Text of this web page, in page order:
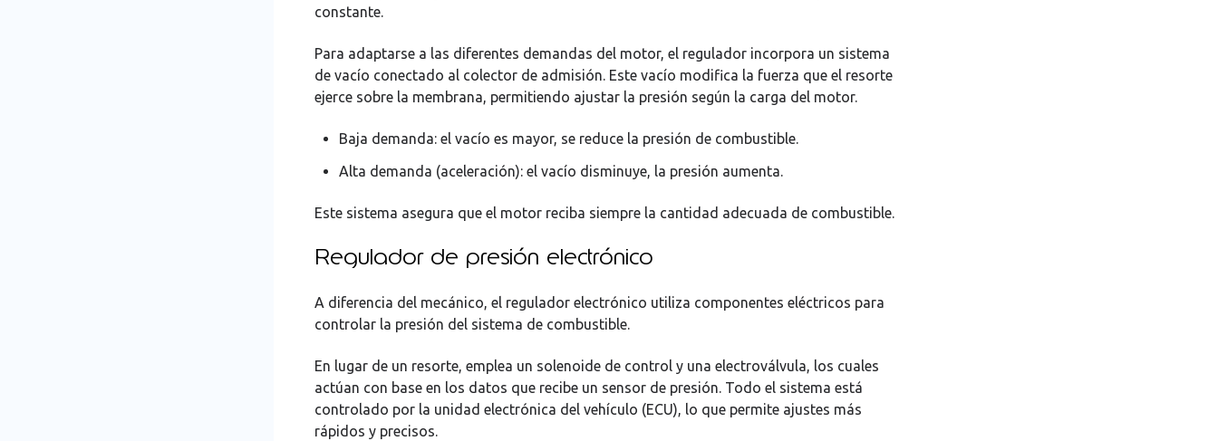
constante.
Para adaptarse a las diferentes demandas del motor, el regulador incorpora un sistema
de vacío conectado al colector de admisión. Este vacío modifica la fuerza que el resorte
ejerce sobre la membrana, permitiendo ajustar la presión según la carga del motor.
Baja demanda: el vacío es mayor, se reduce la presión de combustible.
Alta demanda (aceleración): el vacío disminuye, la presión aumenta.
Este sistema asegura que el motor reciba siempre la cantidad adecuada de combustible.
Regulador de presión electrónico
A diferencia del mecánico, el regulador electrónico utiliza componentes eléctricos para
controlar la presión del sistema de combustible.
En lugar de un resorte, emplea un solenoide de control y una electroválvula, los cuales
actúan con base en los datos que recibe un sensor de presión. Todo el sistema está
controlado por la unidad electrónica del vehículo (ECU), lo que permite ajustes más
rápidos y precisos.